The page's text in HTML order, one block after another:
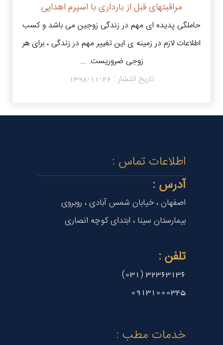
مراقبتهای قبل از بارداری با اسپرم اهدایی
حاملگی پدیده ای مهم در زندگی زوجین می باشد و کسب
اطلاعات لازم در زمینه ی این تغییر مهم در زندگی ، برای هر
زوجی ضروریست. ...
تاریخ انتشار : 1398-11-26
اطلاعات تماس :
آدرس :
اصفهان ، خیابان شمس آبادی ، روبروی
بیمارستان سینا ، ابتدای کوچه انصاری
تلفن :
32363136 (031)
09131000345
خدمات مطب :